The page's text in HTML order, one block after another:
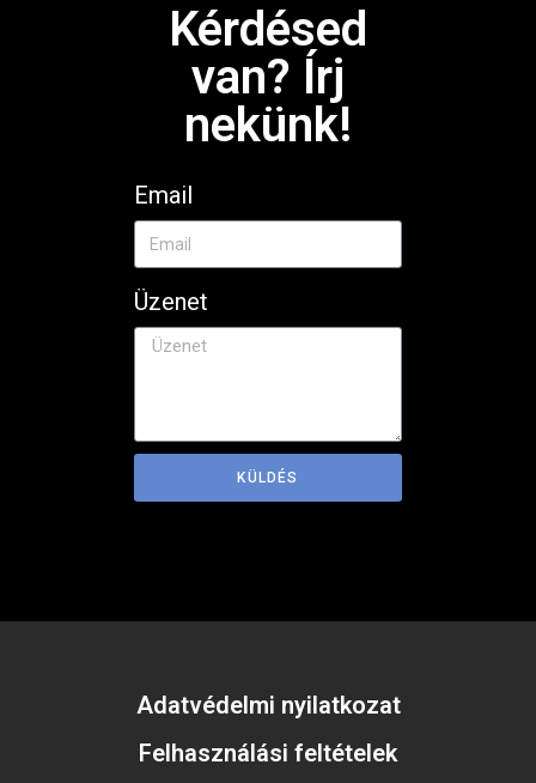
Kérdésed
van? Írj
nekünk!
Email
Üzenet
KÜLDÉS
Adatvédelmi nyilatkozat
Felhasználási feltételek